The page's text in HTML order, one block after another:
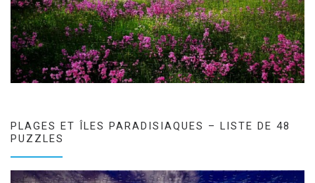
PLAGES ET ÎLES PARADISIAQUES – LISTE DE 48
PUZZLES